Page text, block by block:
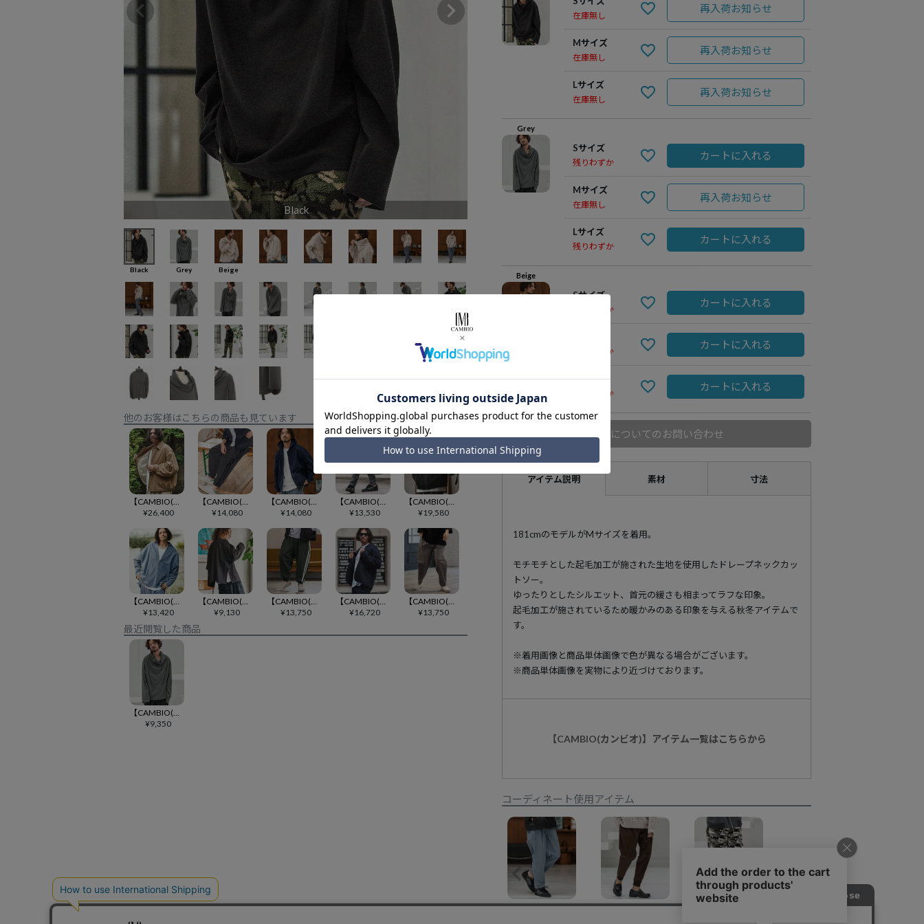
Black
Black Grey Beige
他のお客様はこちらの商品も見ています
¥26,400
¥14,080
¥14,080
¥13,530
¥19,580
¥13,420
¥9,130
¥13,750
¥16,720
¥13,750
最近閲覧した商品
¥9,350
在庫無し
再入荷お知らせ
Mサイズ
在庫無し
再入荷お知らせ
Lサイズ
在庫無し
再入荷お知らせ
Grey
Sサイズ
残りわずか
カートに入れる
Mサイズ
在庫無し
再入荷お知らせ
Lサイズ
残りわずか
カートに入れる
Beige
Sサイズ
残りわずか
カートに入れる
残りわずか
カートに入れる
Lサイズ
残りわずか
カートに入れる
商品についてのお問い合わせ
アイテム説明 素材 寸法
181cmのモデルがMサイズを着用。
モチモチとした起毛加工が施された生地を使用したドレープネックカッ
トソー。
ゆったりとしたシルエット、首元の緩さも相まってラフな印象。
起毛加工が施されているため暖かみのある印象を与える秋冬アイテムで
す。
※着用画像と商品単体画像で色が異なる場合がございます。
※商品単体画像を実物により近づけております。
【CAMBIO(カンビオ)】アイテム一覧はこちらから
コーディネート使用アイテム
【CAMBIO(カンビオ)】ストライプテーパードデニムパンツ(CMB-R0167) 【CAMBIO(カンビオ)】Suede Like Back Shaggy Ponti Jogger Pants ジョガーパンツ(A52825cmb)